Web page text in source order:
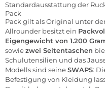
Standardausstattung der
Pack
Pack gilt als Original unter
Allrounder besitzt ein
Eigengewicht von 1.200
sowiezwei Seitentaschen
Schulutensilien und das
Modells sind seineSWAPS:
Befestigung von Kleidung